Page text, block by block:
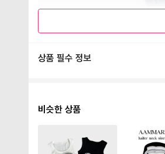
상품 필수 정보
비슷한 상품